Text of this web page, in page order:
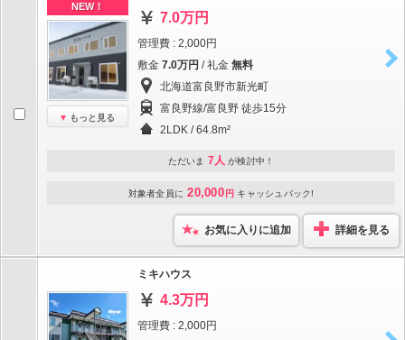
NEW！
もっと見る
7.0万円
管理費 : 2,000円
敷金 7.0万円 / 礼金 無料
北海道富良野市新光町
富良野線/富良野 徒歩15分
2LDK / 64.8m²
ただいま 7人 が検討中！
対象者全員に 20,000 円 キャッシュバック!
お気に入りに追加 詳細を見る
ミキハウス
4.3万円
管理費 : 2,000円